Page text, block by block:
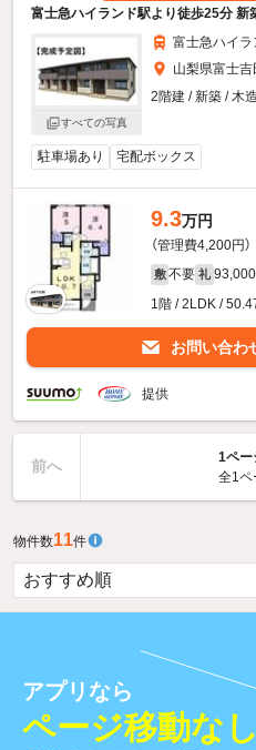
富士急ハイランド駅より徒歩25分 新
すべての写真
富士急ハイラ
山梨県富士吉
2階建 / 新築 / 木造
駐車場あり 宅配ボックス
9.3万円
（管理費4,200円）
敷 不要 礼
1階 / 2LDK /
お問い合わ
提供
前へ
1ペー
全1ペ
物件数11件
アプリなら
ページ移動なし